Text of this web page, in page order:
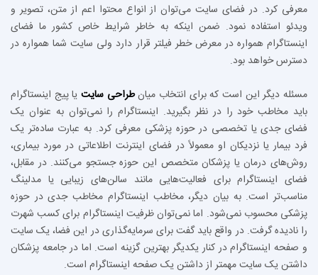
معرفی کرد. در فضای سایت می‌توان از انواع محتوا اعم از متن، تصویر و
ویدئو استفاده نمود. ضمن اینکه به خاطر شرایط خاص کشور ما فضای
اینستاگرام همواره در معرض خطر فیلتر قرار دارد ولی سایت شما همواره در
دسترس خواهد بود.
مسئله دیگر این است که برای انتخاب میانطراحی سایت یا پیج اینستاگرام
باید مخاطب خود را در نظر بگیرید. اینستاگرام را نمی‌توان به عنوان یک
فضای جدی یا تخصصی در حوزه پزشکی معرفی کرد. به عبارت ساده‌تر یک
فرد بیمار یا نزدیکان او معمولاً در فضای اینترنت اطلاعاتی در مورد بیماری،
روش‌های درمان یا پزشکان متخصص این حوزه جستجو می‌کنند. در مقابل،
فضای اینستاگرام برای فعالیت‌هایی مانند سالن‌های زیبایی یا مدلینگ
مناسب‌تر است. به بیان دیگر، مخاطب اینستاگرام مخاطب جدی در حوزه
پزشکی محسوب نمی‌شود. اما نمی‌توان ظرفیت اینستاگرام برای کسب شهرت
را نادیده گرفت. در واقع باید گفت برای سرمایه‌گذاری در این فضا، یک سایت
و صفحه اینستاگرام در کنار یکدیگر بهترین گزینه است. اما در جامعه پزشکان
داشتن یک سایت مهمتر از داشتن یک صفحه اینستاگرام است.